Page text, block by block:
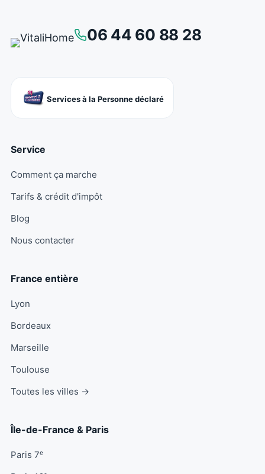
06 44 60 88 28
Services à la Personne déclaré
Service
Comment ça marche
Tarifs & crédit d'impôt
Blog
Nous contacter
France entière
Lyon
Bordeaux
Marseille
Toulouse
Toutes les villes →
Île-de-France & Paris
Paris 7ᵉ